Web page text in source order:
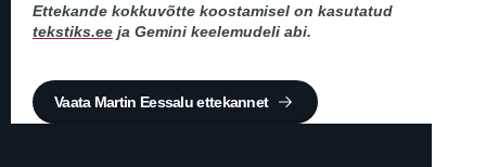
Ettekande kokkuvõtte koostamisel on kasutatud
tekstiks.ee ja Gemini keelemudeli abi.
Vaata Martin Eessalu ettekannet